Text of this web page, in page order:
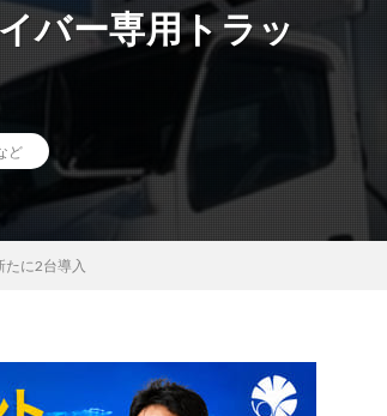
バー専用トラッ
ど
たに2台導入